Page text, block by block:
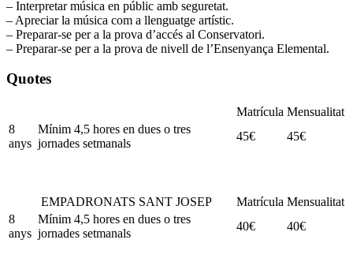
– Interpretar música en públic amb seguretat.
– Apreciar la música com a llenguatge artístic.
– Preparar-se per a la prova d’accés al Conservatori.
– Preparar-se per a la prova de nivell de l’Ensenyança Elemental.
Quotes
Matrícula Mensualitat
8
anys
Mínim 4,5 hores en dues o tres
jornades setmanals
45€ 45€
EMPADRONATS SANT JOSEP Matrícula Mensualitat
8
anys
Mínim 4,5 hores en dues o tres
jornades setmanals
40€ 40€